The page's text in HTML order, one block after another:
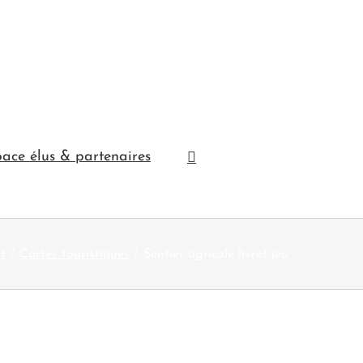
élus & partenaires